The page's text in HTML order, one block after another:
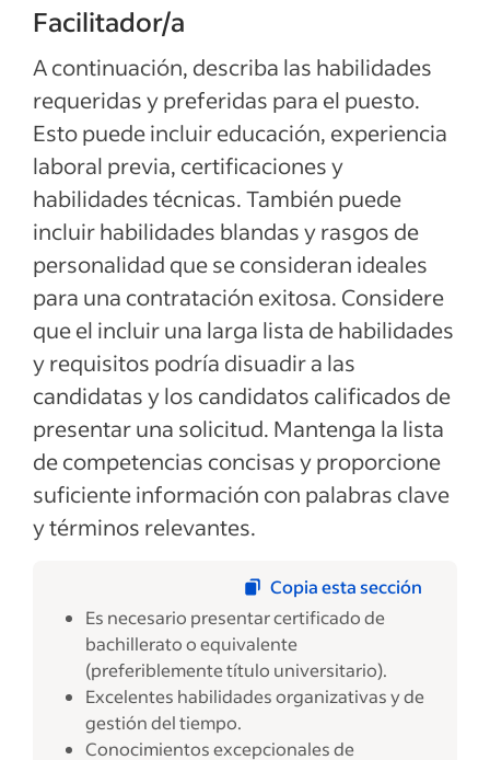
Facilitador/a
A continuación, describa las habilidades
requeridas y preferidas para el puesto.
Esto puede incluir educación, experiencia
laboral previa, certificaciones y
habilidades técnicas. También puede
incluir habilidades blandas y rasgos de
personalidad que se consideran ideales
para una contratación exitosa. Considere
que el incluir una larga lista de habilidades
y requisitos podría disuadir a las
candidatas y los candidatos calificados de
presentar una solicitud. Mantenga la lista
de competencias concisas y proporcione
suficiente información con palabras clave
y términos relevantes.
Copia esta sección
Es necesario presentar certificado de
bachillerato o equivalente
(preferiblemente título universitario).
Excelentes habilidades organizativas y de
gestión del tiempo.
Conocimientos excepcionales de